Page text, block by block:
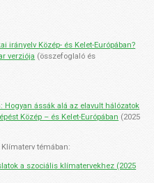
irányelv Közép- és Kelet-Európában?
verziója (összefoglaló és
Hogyan ássák alá az elavult hálózatok
Közép – és Kelet-Európában (2025
témában:
a szociális klímatervekhez (2025